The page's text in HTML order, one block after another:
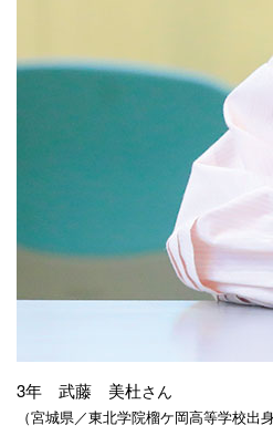
3年 武藤 美杜さん
（宮城県／東北学院榴ケ岡高等学校出身